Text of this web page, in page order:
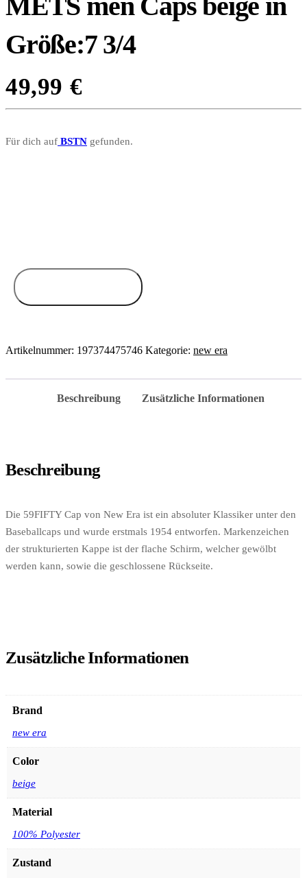
Größe:7 3/4
49,99 €
Für dich auf BSTN gefunden.
Artikelnummer: 197374475746 Kategorie: new era
Beschreibung Zusätzliche Informationen
Beschreibung
Die 59FIFTY Cap von New Era ist ein absoluter Klassiker unter den
Baseballcaps und wurde erstmals 1954 entworfen. Markenzeichen
der strukturierten Kappe ist der flache Schirm, welcher gewölbt
werden kann, sowie die geschlossene Rückseite.
Zusätzliche Informationen
Brand
new era
Color
beige
Material
100% Polyester
Zustand